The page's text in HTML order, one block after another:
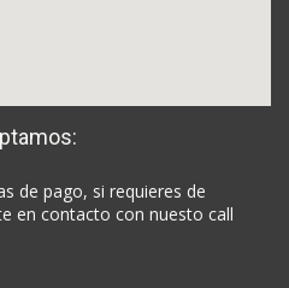
de pago, si requieres de
en contacto con nuesto call